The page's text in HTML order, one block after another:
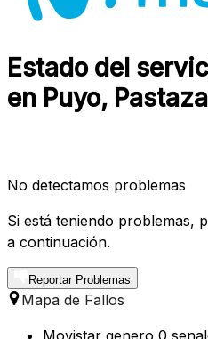
Estado del
en Puyo, Pastaza
No detectamos problemas
Si está teniendo problemas,
a continuación.
Reportar Problemas
Mapa de Fallos